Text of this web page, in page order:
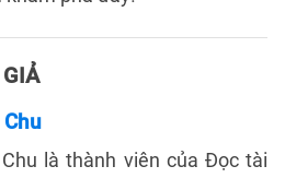
là thành viên của Đọc tài